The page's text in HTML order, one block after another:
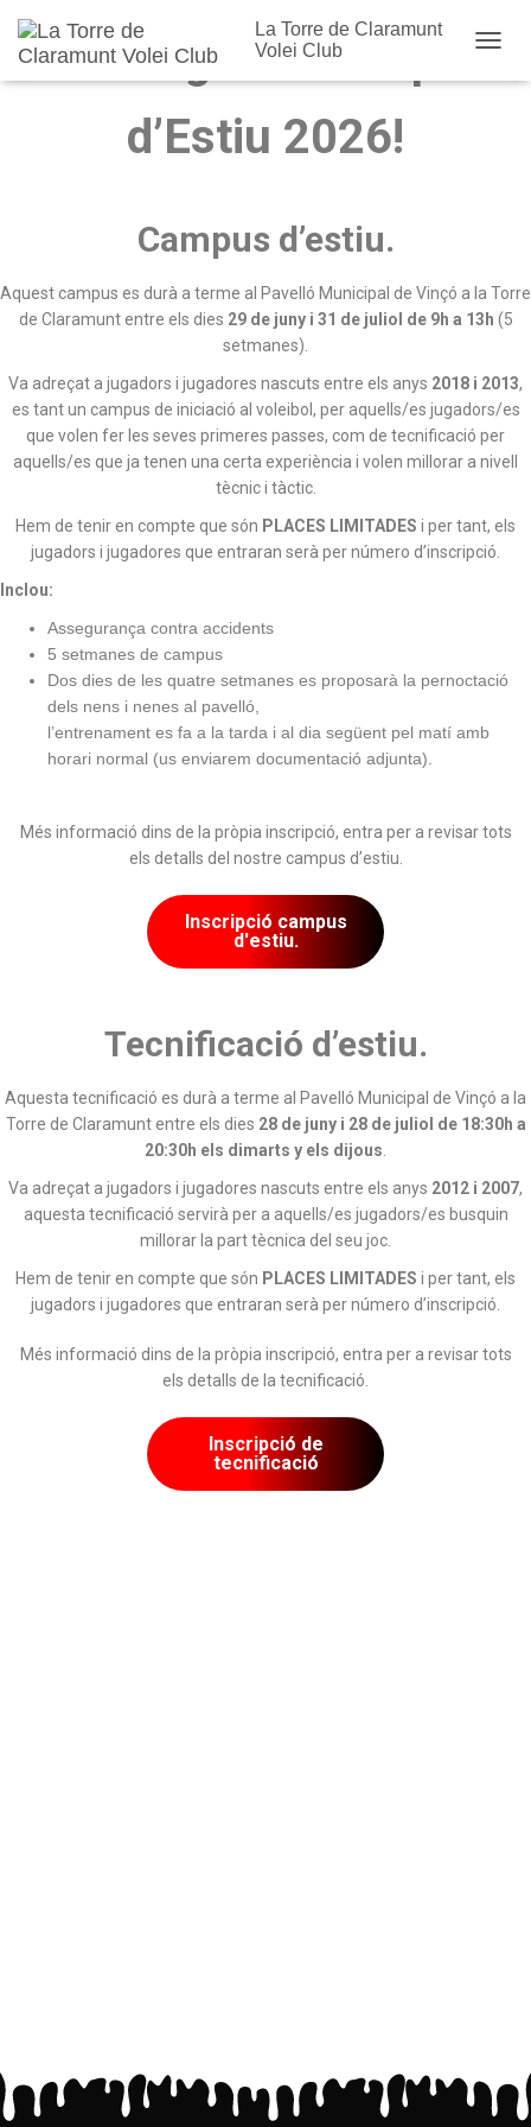
La Torre de Claramunt
Volei Club
Benvingut al Campus
d’Estiu 2026!
Campus d’estiu.
Aquest campus es durà a terme al Pavelló Municipal de Vinçó a la Torre
de Claramunt entre els dies 29 de juny i 31 de juliol de 9h a 13h (5
setmanes).
Va adreçat a jugadors i jugadores nascuts entre els anys 2018 i 2013,
es tant un campus de iniciació al voleibol, per aquells/es jugadors/es
que volen fer les seves primeres passes, com de tecnificació per
aquells/es que ja tenen una certa experiència i volen millorar a nivell
tècnic i tàctic.
Hem de tenir en compte que són PLACES LIMITADES i per tant, els
jugadors i jugadores que entraran serà per número d’inscripció.
Inclou:
Assegurança contra accidents
5 setmanes de campus
Dos dies de les quatre setmanes es proposarà la pernoctació
dels nens i nenes al pavelló,
l’entrenament es fa a la tarda i al dia següent pel matí amb
horari normal (us enviarem documentació adjunta).
Més informació dins de la pròpia inscripció, entra per a revisar tots
els detalls del nostre campus d’estiu.
Inscripció campus
d'estiu.
Tecnificació d’estiu.
Aquesta tecnificació es durà a terme al Pavelló Municipal de Vinçó a la
Torre de Claramunt entre els dies 28 de juny i 28 de juliol de 18:30h a
20:30h els dimarts y els dijous
Va adreçat a jugadors i jugadores nascuts entre els anys 2012 i 2007,
aquesta tecnificació servirà per a aquells/es jugadors/es busquin
millorar la part tècnica del seu joc.
Hem de tenir en compte que són PLACES LIMITADES i per tant, els
jugadors i jugadores que entraran serà per número d’inscripció.
Més informació dins de la pròpia inscripció, entra per a revisar tots
els detalls de la tecnificació.
Inscripció de
tecnificació